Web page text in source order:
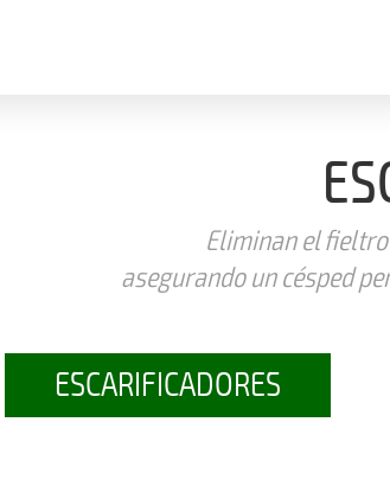
Eliminan el
asegurando un césped
ESCARIFICADORES